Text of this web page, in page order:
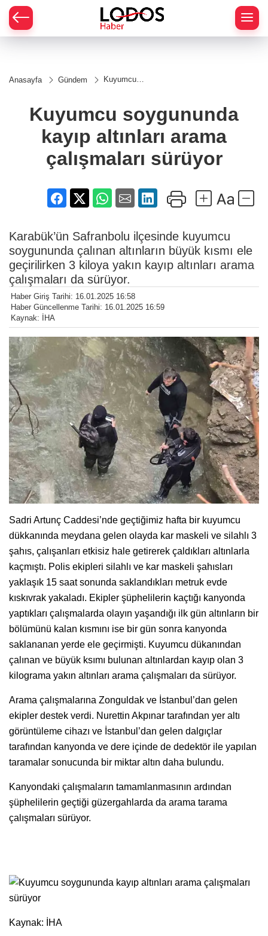
Anasayfa Gündem
Kuyumcu
arama
sürüyor
Kuyumcu soygununda
kayıp altınları arama
çalışmaları sürüyor
Karabük’ün Safranbolu ilçesinde kuyumcu
soygununda çalınan altınların büyük kısmı ele
geçirilirken 3 kiloya yakın kayıp altınları arama
çalışmaları da sürüyor.
Haber Giriş Tarihi: 16.01.2025 16:58
Haber Güncellenme Tarihi: 16.01.2025 16:59
Kaynak: İHA
Sadri Artunç Caddesi’nde geçtiğimiz hafta bir kuyumcu
dükkanında meydana gelen olayda kar maskeli ve silahlı 3
şahıs, çalışanları etkisiz hale getirerek çaldıkları altınlarla
kaçmıştı. Polis ekipleri silahlı ve kar maskeli şahısları
yaklaşık 15 saat sonunda saklandıkları metruk evde
kıskıvrak yakaladı. Ekipler şüphelilerin kaçtığı kanyonda
yaptıkları çalışmalarda olayın yaşandığı ilk gün altınların bir
bölümünü kalan kısmını ise bir gün sonra kanyonda
saklananan yerde ele geçirmişti. Kuyumcu dükanından
çalınan ve büyük ksımı bulunan altınlardan kayıp olan 3
kilograma yakın altınları arama çalışmaları da sürüyor.
Arama çalışmalarına Zonguldak ve İstanbul’dan gelen
ekipler destek verdi. Nurettin Akpınar tarafından yer altı
görüntüleme cihazı ve İstanbul’dan gelen dalgıçlar
tarafından kanyonda ve dere içinde de dedektör ile yapılan
taramalar sonucunda bir miktar altın daha bulundu.
Kanyondaki çalışmaların tamamlanmasının ardından
şüphelilerin geçtiği güzergahlarda da arama tarama
çalışmaları sürüyor.
Kaynak: İHA